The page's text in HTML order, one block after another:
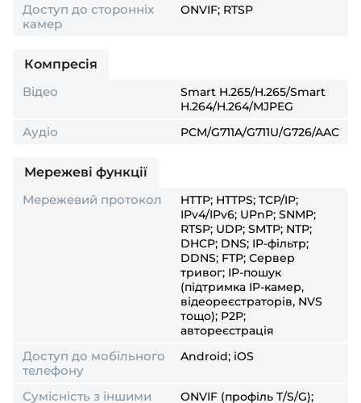
Доступ до сторонніх
камер
ONVIF; RTSP
Компресія
Відео
Smart H.265/H.265/Smart
H.264/H.264/MJPEG
Аудіо PCM/G711A/G711U/G726/AAC
Мережеві функції
Мережевий протокол
HTTP; HTTPS; TCP/IP;
IPv4/IPv6; UPnP; SNMP;
RTSP; UDP; SMTP; NTP;
DHCP; DNS; IP-фільтр;
DDNS; FTP; Сервер
тривог; IP-пошук
(підтримка IP-камер,
відеореєстраторів, NVS
тощо); P2P;
автореєстрація
Доступ до мобільного
телефону
Android; iOS
Сумісність з іншими
ONVIF (профіль T/S/G);